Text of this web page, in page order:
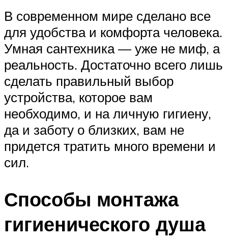
В современном мире сделано все
для удобства и комфорта человека.
Умная сантехника — уже не миф, а
реальность. Достаточно всего лишь
сделать правильный выбор
устройства, которое вам
необходимо, и на личную гигиену,
да и заботу о близких, вам не
придется тратить много времени и
сил.
Способы монтажа
гигиенического душа